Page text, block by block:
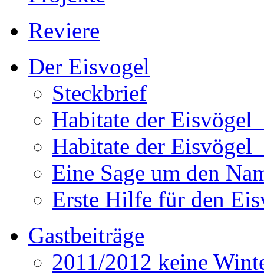
Reviere
Der Eisvogel
Steckbrief
Habitate der
Habitate der
Eine Sage um den
Erste Hilfe für den
Gastbeiträge
2011/2012 keine